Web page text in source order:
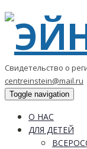
Свидетельство о
centreinstein@mail.ru
Toggle navigation
О НАС
ДЛЯ ДЕТЕЙ